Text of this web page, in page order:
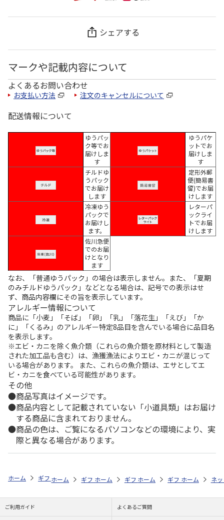
シェアする
マークや記載内容について
よくあるお問い合わせ
お支払い方法 注文のキャンセルについて
配送情報について
ゆうパッ
ク等でお
届けしま
す
ゆうパケ
ットでお
届けしま
す
チルドゆ
うパック
でお届け
します
定形外郵
便(簡易書
留)でお届
けします
冷凍ゆう
パックで
お届けし
ます。
レターパ
ックライ
トでお届
けします
佐川急便
でのお届
けとなり
ます
なお、「普通ゆうパック」の場合は表示しません。また、「夏期
のみチルドゆうパック」などとなる場合は、記号での表示はせ
ず、商品内容欄にその旨を表示しています。
アレルギー情報について
商品に「小麦」「そば」「卵」「乳」「落花生」「えび」「か
に」「くるみ」のアレルギー特定8品目を含んでいる場合に品目名
を表示します。
※エビ・カニを除く魚介類（これらの魚介類を原材料として製造
された加工品も含む）は、漁獲漁法によりエビ・カニが混じって
いる場合があります。 また、これらの魚介類は、エサとしてエ
ビ・カニを食べている可能性があります。
その他
商品写真はイメージです。
商品内容として記載されていない「小道具類」はお届け
する商品に含まれておりません。
商品の色は、ご覧になるパソコンなどの環境により、実
際と異なる場合があります。
ホーム ギフトストア お中元・夏ギフト特集 2026 そうめん・麺類
ホーム ギフトストア お中元・夏ギフト特集 2026
ホーム ギフトストア お中元・夏ギフト
ホーム ギフトストア お
ホーム ネ
ご利用ガイド よくあるご質問